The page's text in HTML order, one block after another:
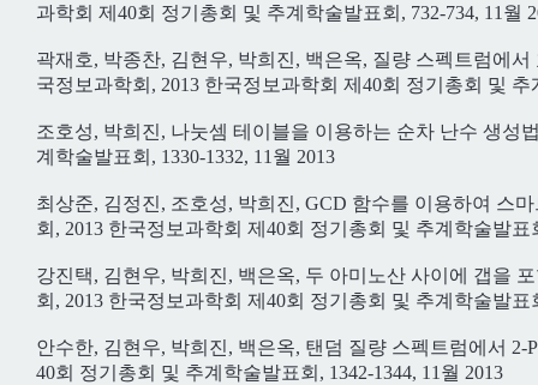
과학회 제40회 정기총회 및 추계학술발표회, 732-734, 11월
곽재호, 박종찬, 김현우, 박희진, 백은옥, 질량 스펙트럼에
국정보과학회, 2013 한국정보과학회 제40회 정기총회 및 추
조호성, 박희진, 나눗셈 테이블을 이용하는 순차 난수 생성
계학술발표회, 1330-1332, 11월 2013
최상준, 김정진, 조호성, 박희진, GCD 함수를 이용하여 스
회, 2013 한국정보과학회 제40회 정기총회 및 추계학술발표
강진택, 김현우, 박희진, 백은옥, 두 아미노산 사이에 갭을
회, 2013 한국정보과학회 제40회 정기총회 및 추계학술발표
안수한, 김현우, 박희진, 백은옥, 탠덤 질량 스펙트럼에서
40회 정기총회 및 추계학술발표회, 1342-1344, 11월 2013